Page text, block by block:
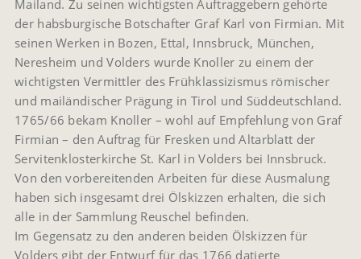
Mailand. Zu seinen wichtigsten Auftraggebern gehörte
der habsburgische Botschafter Graf Karl von Firmian. Mit
seinen Werken in Bozen, Ettal, Innsbruck, München,
Neresheim und Volders wurde Knoller zu einem der
wichtigsten Vermittler des Frühklassizismus römischer
und mailändischer Prägung in Tirol und Süddeutschland.
1765/66 bekam Knoller – wohl auf Empfehlung von Graf
Firmian – den Auftrag für Fresken und Altarblatt der
Servitenklosterkirche St. Karl in Volders bei Innsbruck.
Von den vorbereitenden Arbeiten für diese Ausmalung
haben sich insgesamt drei Ölskizzen erhalten, die sich
alle in der Sammlung Reuschel befinden.
Im Gegensatz zu den anderen beiden Ölskizzen für
Volders gibt der Entwurf für das 1766 datierte